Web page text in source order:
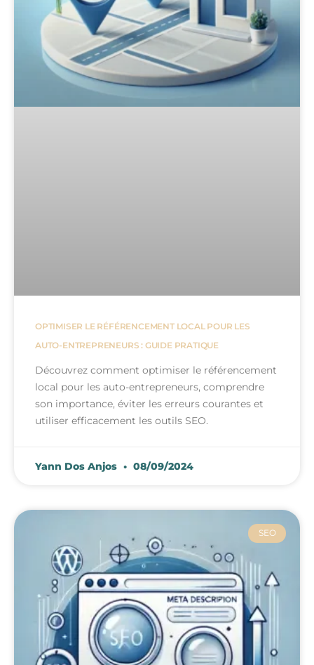
OPTIMISER LE RÉFÉRENCEMENT LOCAL POUR LES
AUTO-ENTREPRENEURS : GUIDE PRATIQUE
Découvrez comment optimiser le référencement
local pour les auto-entrepreneurs, comprendre
son importance, éviter les erreurs courantes et
utiliser efficacement les outils SEO.
Yann Dos Anjos 08/09/2024
SEO